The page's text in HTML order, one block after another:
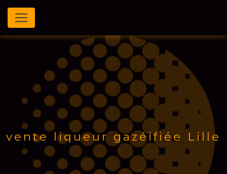
Panneau de gestion des cookies
vente liqueur gazéifiée Lille